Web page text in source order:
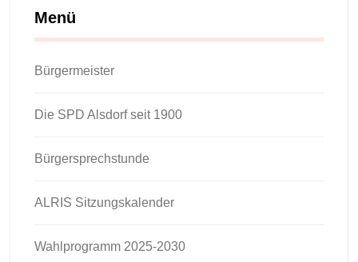
Menü
Bürgermeister
Die SPD Alsdorf seit 1900
Bürgersprechstunde
ALRIS Sitzungskalender
Wahlprogramm 2025-2030